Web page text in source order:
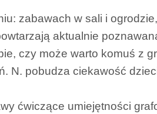
zabawach w sali i
aktualnie
czy może warto komuś z
N. pobudza ciekawość
ćwiczące umiejętności